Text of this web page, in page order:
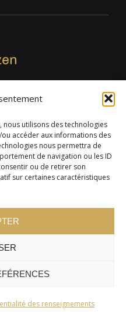
utilisons des technologies
accéder aux informations des
nous permettra de
de navigation ou les ID
ou de retirer son
sur certaines caractéristiques
des renseignements
819, Saint-Augustin-de-
-